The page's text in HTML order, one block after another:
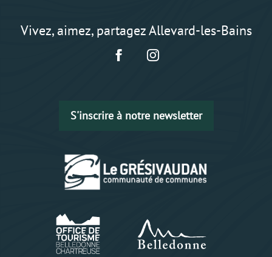
Vivez, aimez, partagez Allevard-les-Bains
S'inscrire à notre newsletter